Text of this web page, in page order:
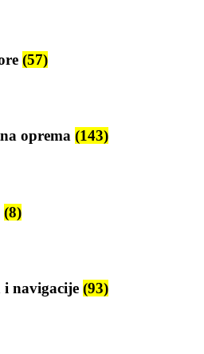
(57)
oprema (143)
(8)
i navigacije (93)